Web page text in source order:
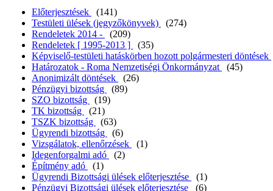
Előterjesztések
(141)
Testületi ülések (jegyzőkönyvek)
(274)
Rendeletek 2014 -
(209)
Rendeletek [ 1995-2013 ]
(35)
Képviselő-testületi hatáskörben hozott polgármesteri döntések
Határozatok - Roma Nemzetiségi Önkormányzat
(45)
Anonimizált döntések
(26)
Pénzügyi bizottság
(89)
SZO bizottság
(19)
TK bizottság
(21)
TSZK bizottság
(63)
Ügyrendi bizottság
(6)
Vizsgálatok, ellenőrzések
(1)
Idegenforgalmi adó
(2)
Építmény adó
(1)
Ügyrendi Bizottsági ülések előterjesztése
(1)
Pénzügyi Bizottsági ülések előterjesztése
(6)